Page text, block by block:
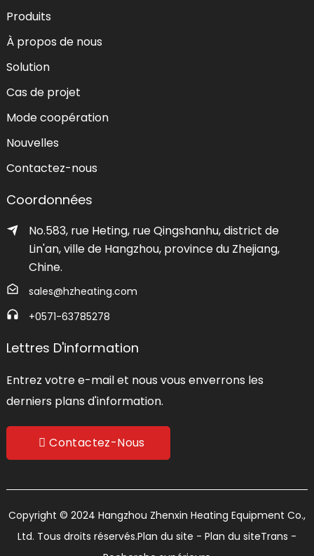
Produits
À propos de nous
Solution
Cas de projet
Mode coopération
Nouvelles
Contactez-nous
Coordonnées
No.583, rue Heting, rue Qingshanhu, district de
Lin'an, ville de Hangzhou, province du Zhejiang,
Chine.
sales@hzheating.com
+0571-63785278
Lettres D'information
Entrez votre e-mail et nous vous enverrons les
derniers plans d'information.
Contactez-Nous
Copyright © 2024 Hangzhou Zhenxin Heating Equipment Co.,
Ltd. Tous droits réservés.Plan du site - Plan du siteTrans -